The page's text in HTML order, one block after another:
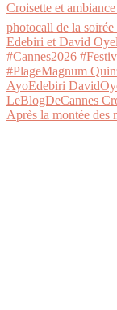
Après la montée des